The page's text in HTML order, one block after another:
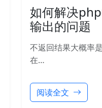
如何解决
输出的问题
不返回结果大概率
在…
阅读全文